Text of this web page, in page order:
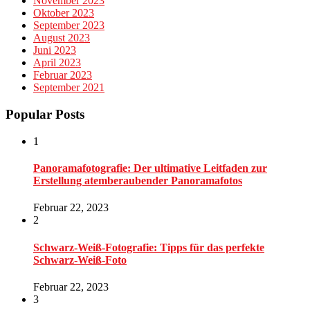
Oktober 2023
September 2023
August 2023
Juni 2023
April 2023
Februar 2023
September 2021
Popular Posts
1
Panoramafotografie: Der ultimative Leitfaden zur
Erstellung atemberaubender Panoramafotos
Februar 22, 2023
2
Schwarz-Weiß-Fotografie: Tipps für das perfekte
Schwarz-Weiß-Foto
Februar 22, 2023
3